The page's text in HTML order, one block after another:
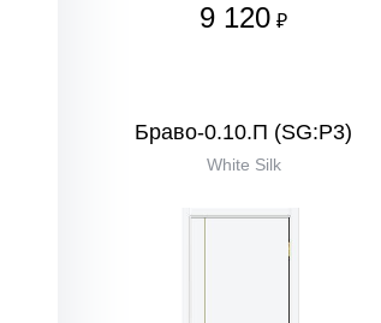
9 120 ₽
Браво-0.10.П (SG:P3)
White Silk